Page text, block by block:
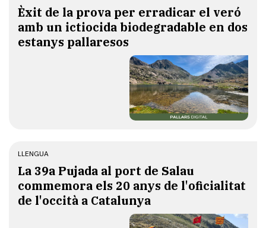
Èxit de la prova per erradicar el veró
amb un ictiocida biodegradable en dos
estanys pallaresos
LLENGUA
​La 39a Pujada al port de Salau
commemora els 20 anys de l'oficialitat
de l'occità a Catalunya